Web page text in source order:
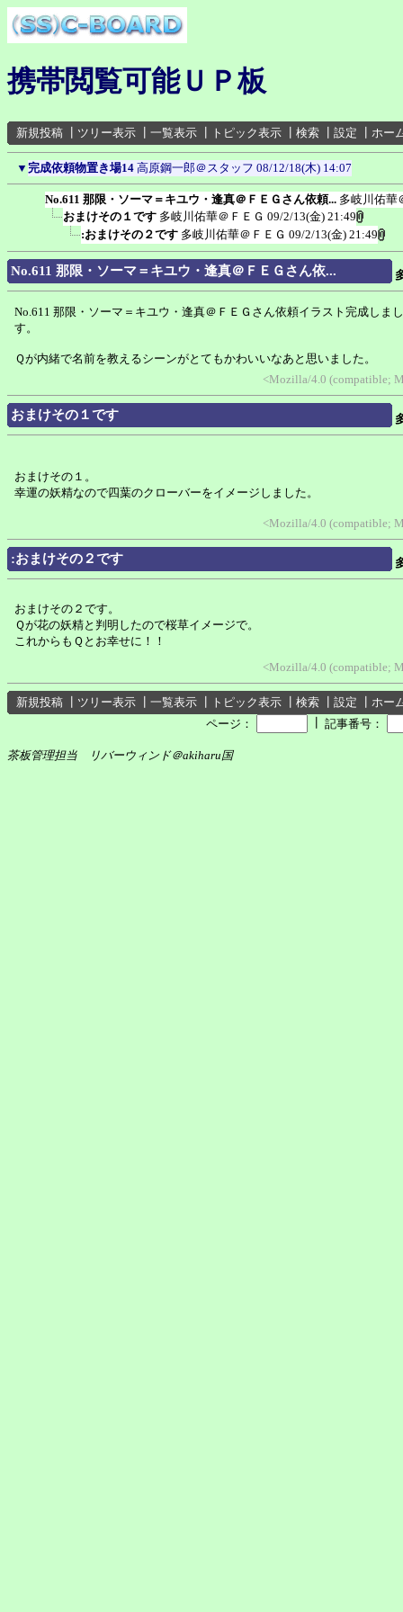
携帯閲覧可能ＵＰ板
新規投稿 ツリー表示 一覧表示 トピック表示 検索 設定 ホー
▼ 完成依頼物置き場14 高原鋼一郎＠スタッフ 08/12/18(木) 14:07
No.611 那限・ソーマ＝キユウ・逢真＠ＦＥＧさん依頼... 多岐川佑華
おまけその１です 多岐川佑華＠ＦＥＧ 09/2/13(金) 21:49
:おまけその２です 多岐川佑華＠ＦＥＧ 09/2/13(金) 21:49
No.611 那限・ソーマ＝キユウ・逢真＠ＦＥＧさん依...
No.611 那限・ソーマ＝キユウ・逢真＠ＦＥＧさん依頼イラスト完成しま
す。
Ｑが内緒で名前を教えるシーンがとてもかわいいなあと思いました。
<Mozilla/4.0 (compatible;
おまけその１です
おまけその１。
幸運の妖精なので四葉のクローバーをイメージしました。
<Mozilla/4.0 (compatible;
:おまけその２です
おまけその２です。
Ｑが花の妖精と判明したので桜草イメージで。
これからもＱとお幸せに！！
<Mozilla/4.0 (compatible;
新規投稿 ツリー表示 一覧表示 トピック表示 検索 設定
ホー
ページ：
記事番号：
茶板管理担当 リバーウィンド＠akiharu国